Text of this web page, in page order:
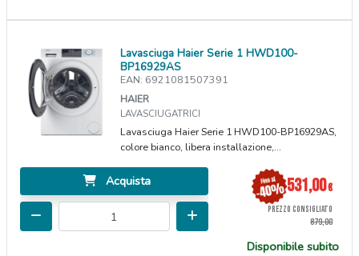
Lavasciuga Haier Serie 1 HWD100-
BP16929AS
EAN: 6921081507391
HAIER
LAVASCIUGATRICI
Lavasciuga Haier Serie 1 HWD100-BP16929AS,
colore bianco, libera installazione,...
Acquista 531,00€
PREZZO CONSIGLIATO
879,00
Disponibile subito